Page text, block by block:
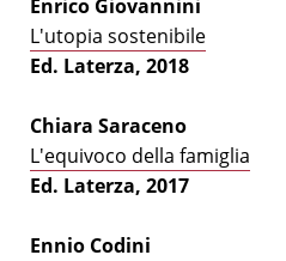
Enrico Giovannini
L'utopia sostenibile
Ed. Laterza, 2018
Chiara Saraceno
L'equivoco della famiglia
Ed. Laterza, 2017
Ennio Codini